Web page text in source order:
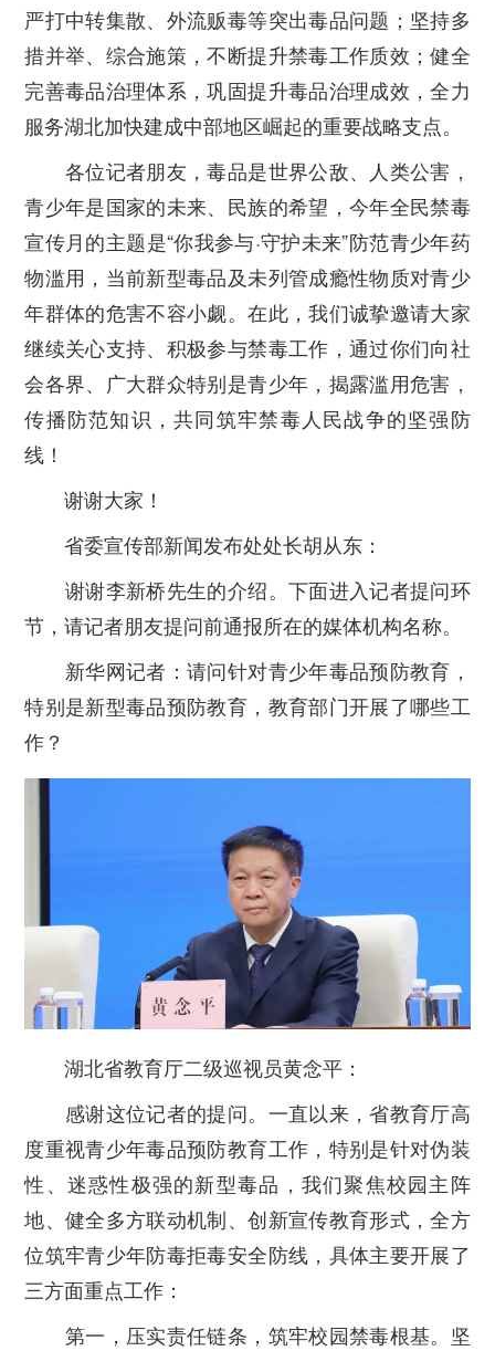
严打中转集散、外流贩毒等突出毒品问题；坚持多
措并举、综合施策，不断提升禁毒工作质效；健全
完善毒品治理体系，巩固提升毒品治理成效，全力
服务湖北加快建成中部地区崛起的重要战略支点。
各位记者朋友，毒品是世界公敌、人类公害，
青少年是国家的未来、民族的希望，今年全民禁毒
宣传月的主题是“你我参与·守护未来”防范青少年药
物滥用，当前新型毒品及未列管成瘾性物质对青少
年群体的危害不容小觑。在此，我们诚挚邀请大家
继续关心支持、积极参与禁毒工作，通过你们向社
会各界、广大群众特别是青少年，揭露滥用危害，
传播防范知识，共同筑牢禁毒人民战争的坚强防
线！
谢谢大家！
省委宣传部新闻发布处处长胡从东：
谢谢李新桥先生的介绍。下面进入记者提问环
节，请记者朋友提问前通报所在的媒体机构名称。
新华网记者：请问针对青少年毒品预防教育，
特别是新型毒品预防教育，教育部门开展了哪些工
作？
湖北省教育厅二级巡视员黄念平：
感谢这位记者的提问。一直以来，省教育厅高
度重视青少年毒品预防教育工作，特别是针对伪装
性、迷惑性极强的新型毒品，我们聚焦校园主阵
地、健全多方联动机制、创新宣传教育形式，全方
位筑牢青少年防毒拒毒安全防线，具体主要开展了
三方面重点工作：
第一，压实责任链条，筑牢校园禁毒根基。 坚